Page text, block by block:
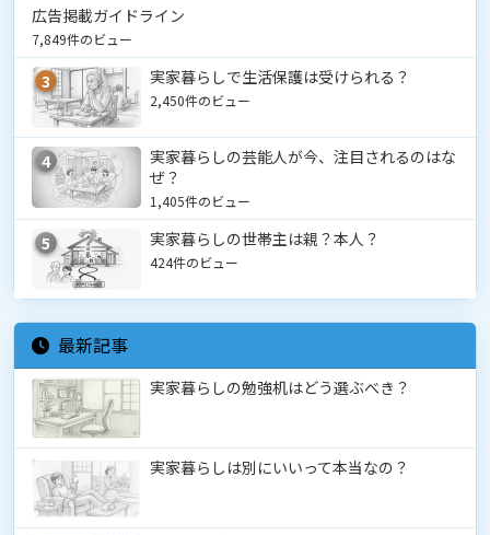
広告掲載ガイドライン
7,849件のビュー
3 実家暮らしで生活保護は受けられる？
2,450件のビュー
4
実家暮らしの芸能人が今、注目されるのはな
ぜ？
1,405件のビュー
5 実家暮らしの世帯主は親？本人？
424件のビュー
最新記事
実家暮らしの勉強机はどう選ぶべき？
実家暮らしは別にいいって本当なの？